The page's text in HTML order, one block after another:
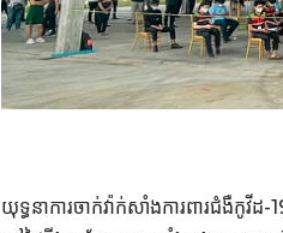
យុទ្ធនាការចាក់វ៉ាក់សាំងការពារជំងឺ